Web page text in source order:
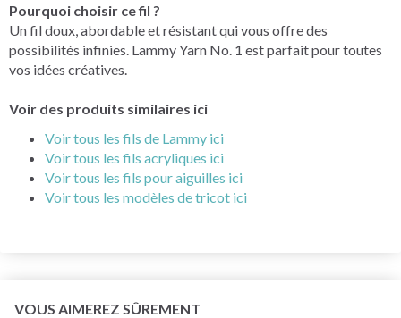
Pourquoi choisir ce fil ?
Un fil doux, abordable et résistant qui vous offre des
possibilités infinies. Lammy Yarn No. 1 est parfait pour toutes
vos idées créatives.
Voir des produits similaires ici
Voir tous les fils de Lammy ici
Voir tous les fils acryliques ici
Voir tous les fils pour aiguilles ici
Voir tous les modèles de tricot ici
VOUS AIMEREZ SÛREMENT